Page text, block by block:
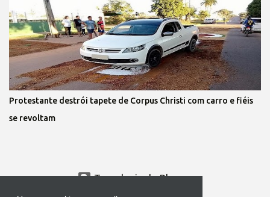
Protestante destrói tapete de Corpus Christi com carro e fiéis
se revoltam
Tecnologia do Blogger